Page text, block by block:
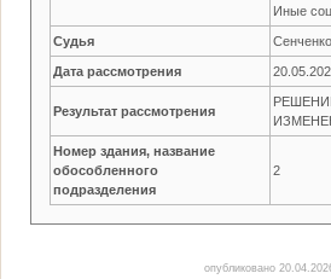
Иные
Судья
Дата рассмотрения
Результат рассмотрения
Номер здания, название
обособленного
подразделения
2
опубликовано